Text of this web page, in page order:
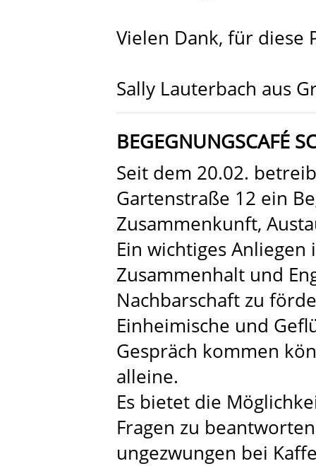
Vielen Dank, für diese
Sally Lauterbach aus
BEGEGNUNGSCAFÉ
Seit dem 20.02.
Gartenstraße 12 ein
Zusammenkunft,
Ein wichtiges Anliegen
Zusammenhalt und
Nachbarschaft zu
Einheimische und
Gespräch kommen
alleine.
Es bietet die
Fragen zu
ungezwungen bei